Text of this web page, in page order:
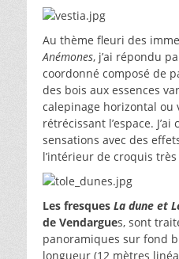
Au thème fleuri des
Anémones, j’ai répondu
coordonné composé de
des bois aux essences
calepinage horizontal ou
rétrécissant l’espace.
sensations avec des
l’intérieur de croquis
Les fresques La dune et
de Vendargues, sont
panoramiques sur fond
longueur (12 mètres